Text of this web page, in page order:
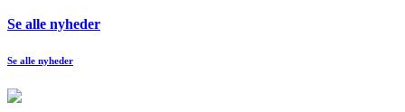
Se alle nyheder
Se alle nyheder